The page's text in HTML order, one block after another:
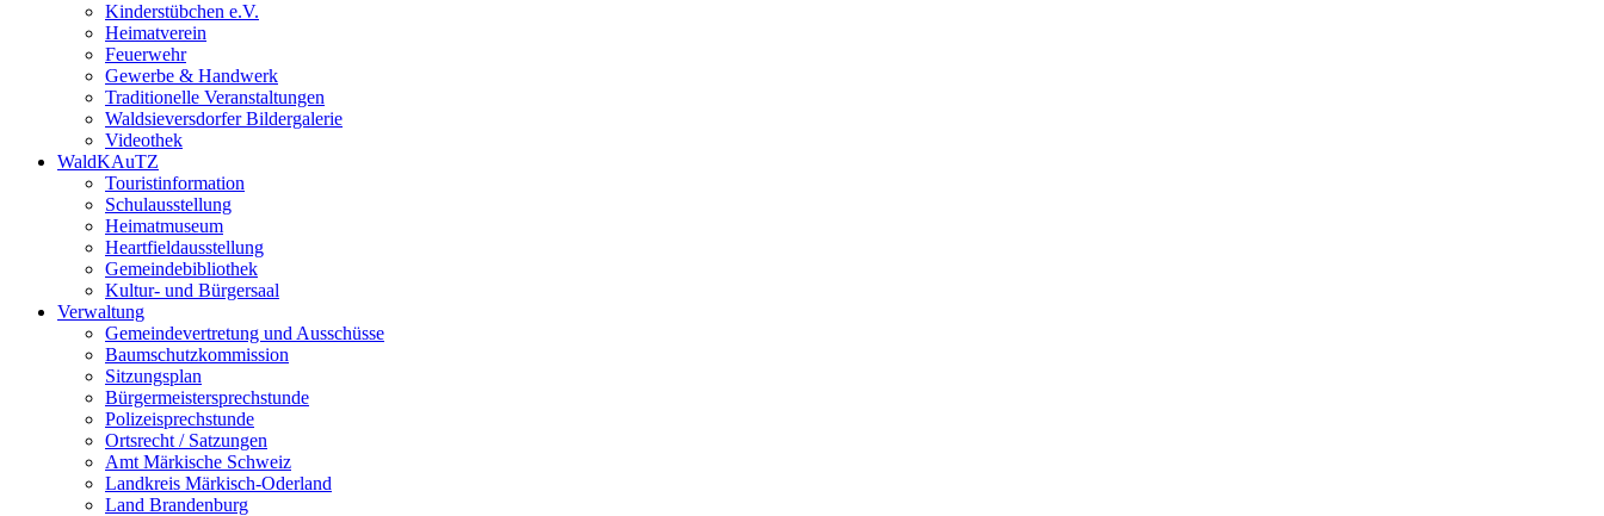
Kinderstübchen e.V.
Heimatverein
Feuerwehr
Gewerbe & Handwerk
Traditionelle Veranstaltungen
Waldsieversdorfer Bildergalerie
Videothek
WaldKAuTZ
Touristinformation
Schulausstellung
Heimatmuseum
Heartfieldausstellung
Gemeindebibliothek
Kultur- und Bürgersaal
Verwaltung
Gemeindevertretung und Ausschüsse
Baumschutzkommission
Sitzungsplan
Bürgermeistersprechstunde
Polizeisprechstunde
Ortsrecht / Satzungen
Amt Märkische Schweiz
Landkreis Märkisch-Oderland
Land Brandenburg